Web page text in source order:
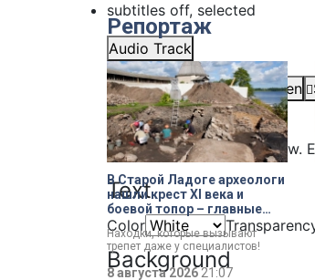
subtitles off, selected
Audio Track
Picture-in-Picture Fullscreen
This is a modal window.
Beginning of dialog window.
Text
Color
Background
Репортаж
В Старой Ладоге археологи
нашли крест XI века и
боевой топор – главные
трофеи экспедиции
Находки, которые вызывают
трепет даже у специалистов!
Нательный крест возрастом
более тысячи лет и боевой топор
8 августа 2026 21:07